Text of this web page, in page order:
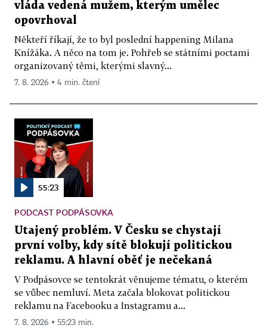
vláda vedená mužem, kterým umělec
opovrhoval
Někteří říkají, že to byl poslední happening Milana
Knížáka. A něco na tom je. Pohřeb se státními poctami
organizovaný těmi, kterými slavný...
7. 8. 2026 ▪ 4 min. čtení
55:23
PODCAST PODPÁSOVKA
Utajený problém. V Česku se chystají
první volby, kdy sítě blokují politickou
reklamu. A hlavní oběť je nečekaná
V Podpásovce se tentokrát věnujeme tématu, o kterém
se vůbec nemluví. Meta začala blokovat politickou
reklamu na Facebooku a Instagramu a...
7. 8. 2026 ▪ 55:23 min.